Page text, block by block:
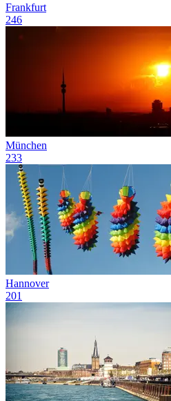
Frankfurt
246
München
233
Hannover
201